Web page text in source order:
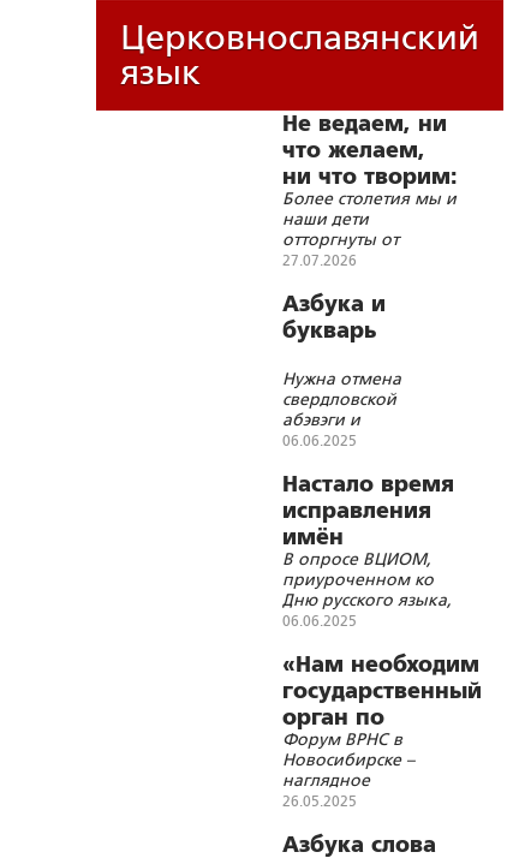
Церковнославянский
язык
Не ведаем, ни
что желаем,
ни что творим:
совсем
одурели!
Более столетия мы и
наши дети
отторгнуты от
изучения своего
славянского языка
27.07.2026
Азбука и
букварь
Нужна отмена
свердловской
абэвэги и
возвращение к
азбуке
06.06.2025
Настало время
исправления
имён
В опросе ВЦИОМ,
приуроченном ко
Дню русского языка,
ни слова о главных
засилии мата и
06.06.2025
«Нам необходим
государственный
орган по
языковой
политике»
Форум ВРНС в
Новосибирске –
наглядное
свидетельство
Церкви и государства
26.05.2025
Азбука слова